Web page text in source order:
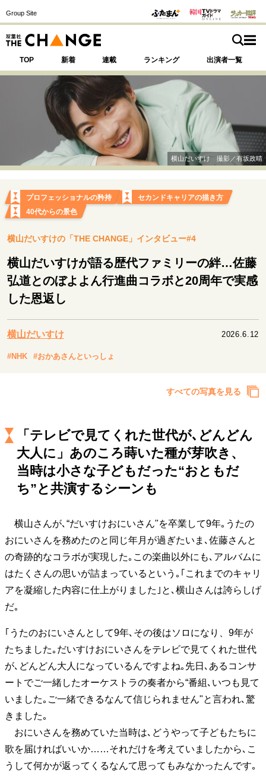
Group Site
TOP 新着 連載 ランキング 出演者一覧
注目の記事テーマで探す
運命を変えた出会い 決断の裏側
挫折からの再起
未知への挑戦
キャリア・働き方
大人の学び直し
夢を掴む選択
マインドセット
重圧との向き合い方 一流のルーティン
20代の現在地
忘れられない言葉
10代・20代の土台
ライフスタイル・生き方
40代からの景色 50代のリアル
美しさの哲学
パートナーとの歩み方
親になるということ
病が教えてくれたこと
移住という選択
熱狂できるもの
一生モノの愛用品
社会・カルチャー・マネー
地域とつながる/お金との付き合い方
横山だいすけ 撮影／有坂政晴
プロフェッショナルの矜持
セカンドキャリアの描き方
40代からの景色
横山だいすけの「THE CHANGE」インタビュー#4
横山だいすけが語る歴代ファミリーの絆…佐藤
弘道とのぼよよん行進曲コラボと20周年で実感
した恩返し
横山だいすけ 2026.6.12
#NHK #おかあさんといっしょ
すべての写真を見る
「テレビで見てくれた世代が､どんどん
大人に」あのころ蒔いた種が芽吹き、
当時は小さな子どもだった“おともだ
ち”と共演するシーンも
横山さんが､“だいすけおにいさん"を卒業して9年｡うたの
おにいさんを務めたのと同じ年月が過ぎたいま､佐藤さんと
の奇跡的なコラボが実現した｡この楽曲以外にも､アルバムに
はたくさんの思いが詰まっているという｡｢これまでのキャリ
アを凝縮した内容に仕上がりました｣と､横山さんは誇らしげ
だ｡
｢うたのおにいさんとして9年､その後はソロになり、9年が
たちました｡だいすけおにいさんをテレビで見てくれた世代
が､どんどん大人になっているんですよね｡先日､あるコンサ
ートでご一緒したオーケストラの奏者から“番組､いつも見て
いました｡ご一緒できるなんて信じられません"と言われ､驚
きました｡
おにいさんを務めていた当時は､どうやって子どもたちに
歌を届ければいいか……それだけを考えていましたから､こ
うして何かが返ってくるなんて思ってもみなかったんです｡